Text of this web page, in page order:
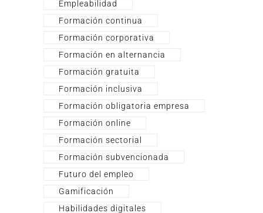
Empleabilidad
Formación continua
Formación corporativa
Formación en alternancia
Formación gratuita
Formación inclusiva
Formación obligatoria empresa
Formación online
Formación sectorial
Formación subvencionada
Futuro del empleo
Gamificación
Habilidades digitales